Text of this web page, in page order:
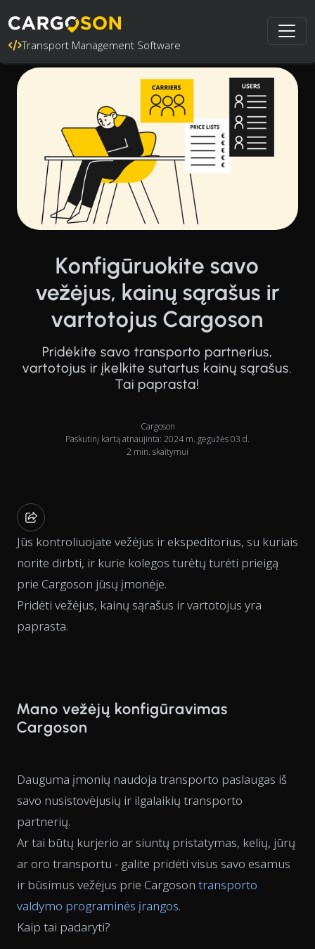
Transport Management Software
Konfigūruokite savo
vežėjus, kainų sąrašus ir
vartotojus Cargoson
Pridėkite savo transporto partnerius,
vartotojus ir įkelkite sutartus kainų sąrašus.
Tai paprasta!
Cargoson
Paskutinį kartą atnaujinta: 2024 m. gegužės 03 d.
2 min. skaitymui
Jūs kontroliuojate vežėjus ir ekspeditorius, su kuriais
norite dirbti, ir kurie kolegos turėtų turėti prieigą
prie Cargoson jūsų įmonėje.
Pridėti vežėjus, kainų sąrašus ir vartotojus yra
paprasta.
Mano vežėjų konfigūravimas
Cargoson
Dauguma įmonių naudoja transporto paslaugas iš
savo nusistovėjusių ir ilgalaikių transporto
partnerių.
Ar tai būtų kurjerio ar siuntų pristatymas, kelių, jūrų
ar oro transportu - galite pridėti visus savo esamus
ir būsimus vežėjus prie Cargoson transporto
valdymo programinės įrangos.
Kaip tai padaryti?